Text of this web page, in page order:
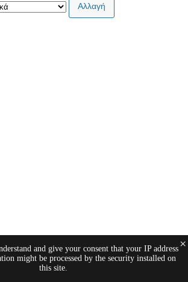
and give your consent that your IP address
might be processed by the security installed on
this site.
×